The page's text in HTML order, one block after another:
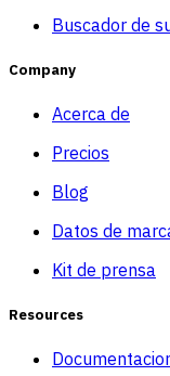
Buscador de
Company
Acerca de
Precios
Blog
Datos de
Kit de prensa
Resources